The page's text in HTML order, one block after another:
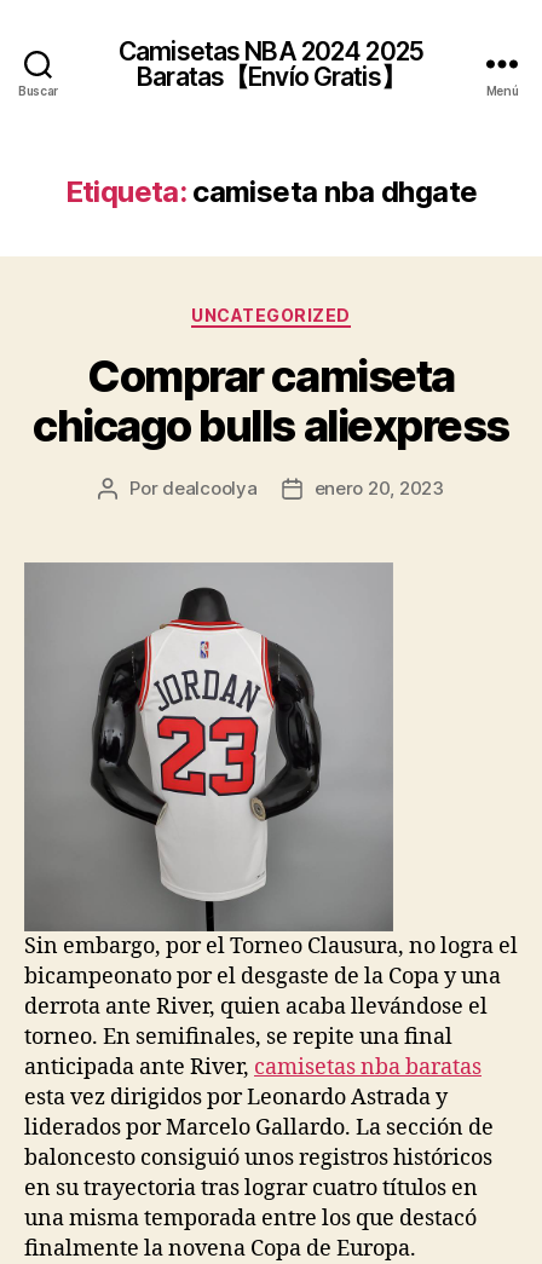
Buscar
Camisetas NBA 2024 2025
Baratas【Envío Gratis】
Menú
Etiqueta: camiseta nba dhgate
Categorías
UNCATEGORIZED
Comprar camiseta
chicago bulls aliexpress
Autor
entrada
Por dealcoolya
Fecha
entrada
enero 20, 2023
Sin embargo, por el Torneo Clausura, no logra el
bicampeonato por el desgaste de la Copa y una
derrota ante River, quien acaba llevándose el
torneo. En semifinales, se repite una final
anticipada ante River, camisetas nba baratas
esta vez dirigidos por Leonardo Astrada y
liderados por Marcelo Gallardo. La sección de
baloncesto consiguió unos registros históricos
en su trayectoria tras lograr cuatro títulos en
una misma temporada entre los que destacó
finalmente la novena Copa de Europa.